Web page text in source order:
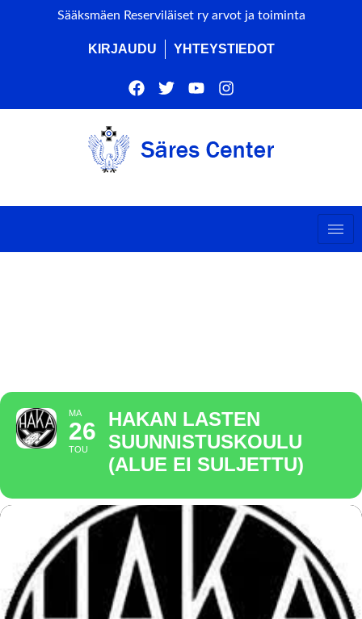
Sääksmäen Reserviläiset ry arvot ja toiminta
KIRJAUDU YHTEYSTIEDOT
MA
26
TOU
HAKAN LASTEN
SUUNNISTUSKOULU
(ALUE EI SULJETTU)